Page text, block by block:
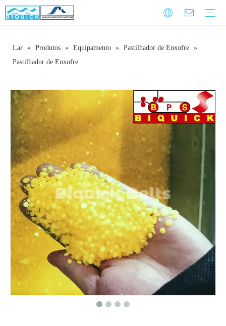
Lar » Produtos » Equipamento » Pastilhador de Enxofre »
Pastilhador de Enxofre